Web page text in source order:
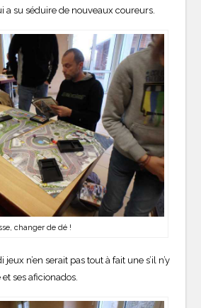
a su séduire de nouveaux coureurs.
changer de dé !
n’en serait pas tout à fait une s’il n’y
ses aficionados.